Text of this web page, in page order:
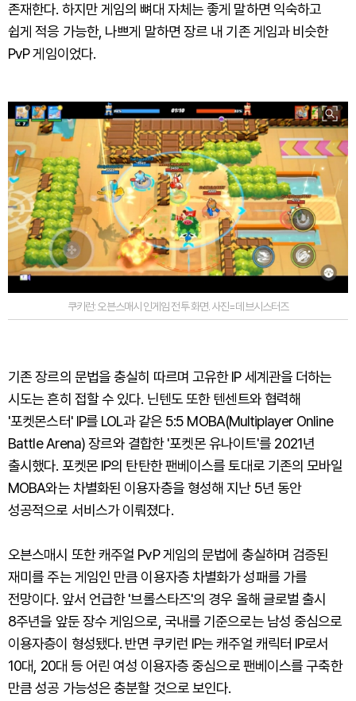
존재한다. 하지만 게임의 뼈대 자체는 좋게 말하면 익숙하고
쉽게 적응 가능한, 나쁘게 말하면 장르 내 기존 게임과 비슷한
PvP 게임이었다.
쿠키런: 오븐스매시 인게임 전투 화면. 사진=데브시스터즈
기존 장르의 문법을 충실히 따르며 고유한 IP 세계관을 더하는
시도는 흔히 접할 수 있다. 닌텐도 또한 텐센트와 협력해
'포켓몬스터' IP를 LOL과 같은 5:5 MOBA(Multiplayer Online
Battle Arena) 장르와 결합한 '포켓몬 유나이트'를 2021년
출시했다. 포켓몬 IP의 탄탄한 팬베이스를 토대로 기존의 모바일
MOBA와는 차별화된 이용자층을 형성해 지난 5년 동안
성공적으로 서비스가 이뤄졌다.
오븐스매시 또한 캐주얼 PvP 게임의 문법에 충실하며 검증된
재미를 주는 게임인 만큼 이용자층 차별화가 성패를 가를
전망이다. 앞서 언급한 '브롤스타즈'의 경우 올해 글로벌 출시
8주년을 앞둔 장수 게임으로, 국내를 기준으로는 남성 중심으로
이용자층이 형성됐다. 반면 쿠키런 IP는 캐주얼 캐릭터 IP로서
10대, 20대 등 어린 여성 이용자층 중심으로 팬베이스를 구축한
만큼 성공 가능성은 충분할 것으로 보인다.